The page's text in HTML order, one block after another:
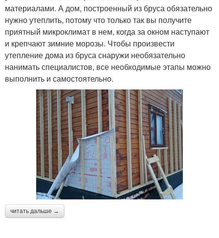
материалами. А дом, построенный из бруса обязательно
нужно утеплить, потому что только так вы получите
приятный микроклимат в нем, когда за окном наступают
и крепчают зимние морозы. Чтобы произвести
утепление дома из бруса снаружи необязательно
нанимать специалистов, все необходимые этапы можно
выполнить и самостоятельно.
читать дальше →